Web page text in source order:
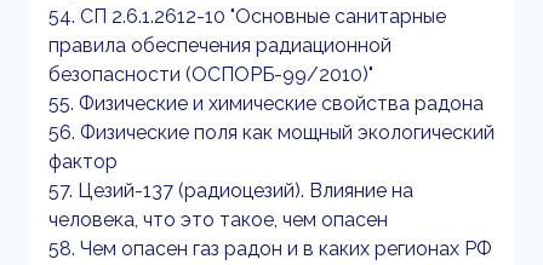
54. СП 2.6.1.2612-10 "Основные санитарные
правила обеспечения радиационной
безопасности (ОСПОРБ-99/2010)"
55. Физические и химические свойства радона
56. Физические поля как мощный экологический
фактор
57. Цезий-137 (радиоцезий). Влияние на
человека, что это такое, чем опасен
58. Чем опасен газ радон и в каких регионах РФ